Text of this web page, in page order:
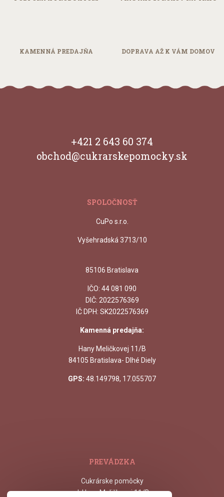
KAMENNÁ PREDAJŇA DOPRAVA AŽ K VÁM DOMOV
+421 2 643 60 374
obchod@cukrarskepomocky.sk
SPOLOČNOSŤ
CuPo s.r.o.
Vyšehradská 3713/10
85106 Bratislava
IČO: 44 081 090
DIČ: 2022576369
IČ DPH: SK2022576369
Kamenná predajňa:
Hany Meličkovej 11/B
84105 Bratislava- Dlhé Diely
GPS: 48.149798, 17.055707
PREVÁDZKA
Cukrárske pomôcky
ul. Hany Meličkovej 11/B,